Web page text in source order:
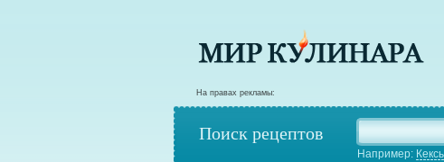
На правах рекламы:
Поиск рецептов
Например: